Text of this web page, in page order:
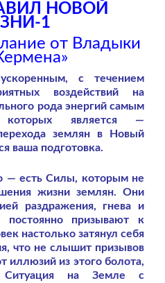
НОВОЙ
1
от Владыки
с течением
воздействий на
рода энергий самым
является —
землян в Новый
ваша подготовка.
— есть Силы, которым не
жизни землян. Они
раздражения, гнева и
призывают к
настолько затянул себя
что не слышит призывов
иллюзий из этого болота,
Ситуация на Земле с